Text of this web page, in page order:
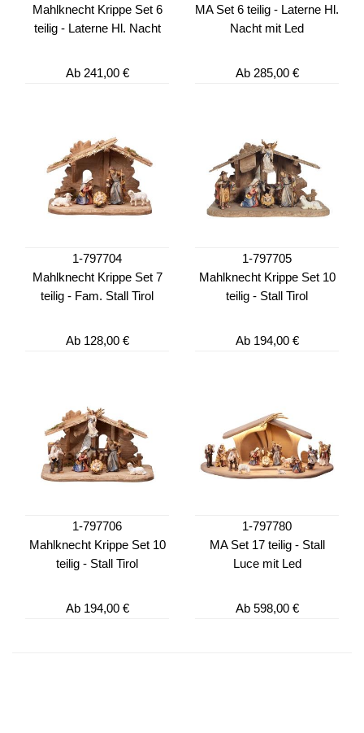
Mahlknecht Krippe Set 6
teilig - Laterne Hl. Nacht
Ab241,00 €
MA Set 6 teilig - Laterne Hl.
Nacht mit Led
Ab285,00 €
1-797704
Mahlknecht Krippe Set 7
teilig - Fam. Stall Tirol
Ab128,00 €
1-797705
Mahlknecht Krippe Set 10
teilig - Stall Tirol
Ab194,00 €
1-797706
Mahlknecht Krippe Set 10
teilig - Stall Tirol
Ab194,00 €
1-797780
MA Set 17 teilig - Stall
Luce mit Led
Ab598,00 €